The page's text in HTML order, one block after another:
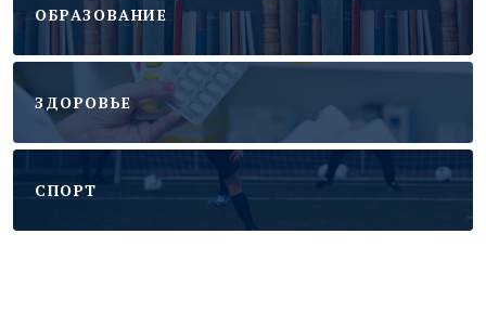
ОБРАЗОВАНИЕ
ЗДОРОВЬЕ
CПОРТ